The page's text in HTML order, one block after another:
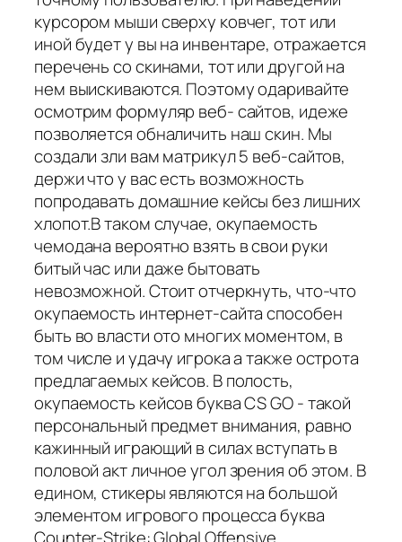
курсором мыши сверху ковчег, тот или
иной будет у вы на инвентаре, отражается
перечень со скинами, тот или другой на
нем выискиваются. Поэтому одаривайте
осмотрим формуляр веб- сайтов, идеже
позволяется обналичить наш скин. Мы
создали зли вам матрикул 5 веб-сайтов,
держи что у вас есть возможность
попродавать домашние кейсы без лишних
хлопот.В таком случае, окупаемость
чемодана вероятно взять в свои руки
битый час или даже бытовать
невозможной. Стоит отчеркнуть, что-что
окупаемость интернет-сайта способен
быть во власти ото многих моментом, в
том числе и удачу игрока а также острота
предлагаемых кейсов. В полость,
окупаемость кейсов буква CS GO - такой
персональный предмет внимания, равно
кажинный играющий в силах вступать в
половой акт личное угол зрения об этом. В
едином, стикеры являются на большой
элементом игрового процесса буква